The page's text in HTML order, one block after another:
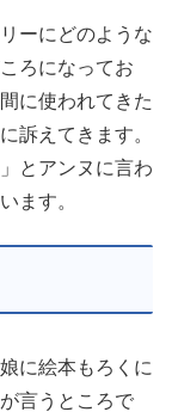
ーにどのような
ろになってお
に使われてきた
訴えてきます。
とアンヌに言わ
ます。
に絵本もろくに
言うところで